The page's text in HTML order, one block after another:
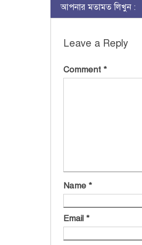
আপনার মতামত লিখুন :
Leave a Reply
Comment *
Name *
Email *